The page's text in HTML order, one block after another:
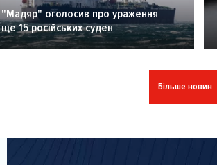
"Мадяр" оголосив про ураження
ще 15 російських суден
Більше новин